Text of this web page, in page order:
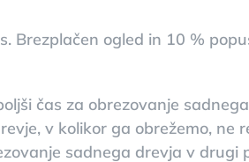
Brezplačen ogled in 10 %
čas za obrezovanje
v kolikor ga obrežemo,
sadnega drevja v